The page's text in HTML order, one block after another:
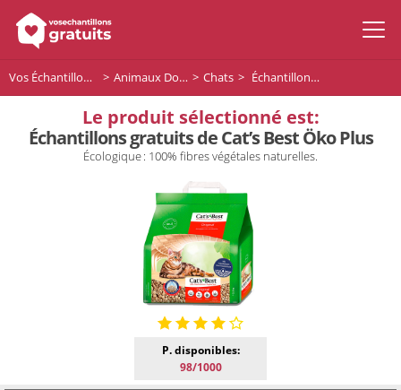
Vos Échantillons Gratuits Animaux Domestiques Chats Échantillons gratuits de Cat’s Best Öko Plus
Le produit sélectionné est:
Échantillons gratuits de Cat’s Best Öko Plus
Écologique : 100% fibres végétales naturelles.
P. disponibles:
98/1000